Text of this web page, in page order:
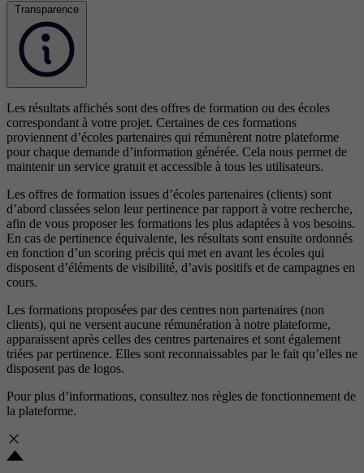
Transparence
Les résultats affichés sont des offres de formation ou des écoles
correspondant à votre projet. Certaines de ces formations
proviennent d’écoles partenaires qui rémunèrent notre plateforme
pour chaque demande d’information générée. Cela nous permet de
maintenir un service gratuit et accessible à tous les utilisateurs.
Les offres de formation issues d’écoles partenaires (clients) sont
d’abord classées selon leur pertinence par rapport à votre recherche,
afin de vous proposer les formations les plus adaptées à vos besoins.
En cas de pertinence équivalente, les résultats sont ensuite ordonnés
en fonction d’un scoring précis qui met en avant les écoles qui
disposent d’éléments de visibilité, d’avis positifs et de campagnes en
cours.
Les formations proposées par des centres non partenaires (non
clients), qui ne versent aucune rémunération à notre plateforme,
apparaissent après celles des centres partenaires et sont également
triées par pertinence. Elles sont reconnaissables par le fait qu’elles ne
disposent pas de logos.
Pour plus d’informations, consultez nos règles de fonctionnement de
la plateforme.